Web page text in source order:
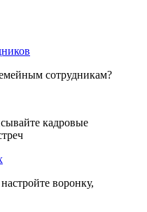
сотрудникам?
кадровые
воронку,